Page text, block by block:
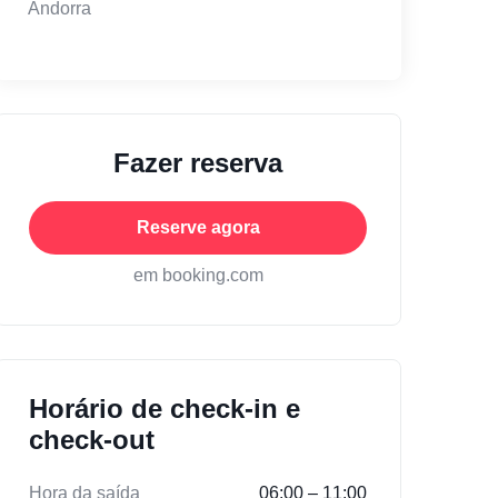
Andorra
Fazer reserva
Reserve agora
em booking.com
Horário de check-in e
check-out
Hora da saída 06:00 – 11:00